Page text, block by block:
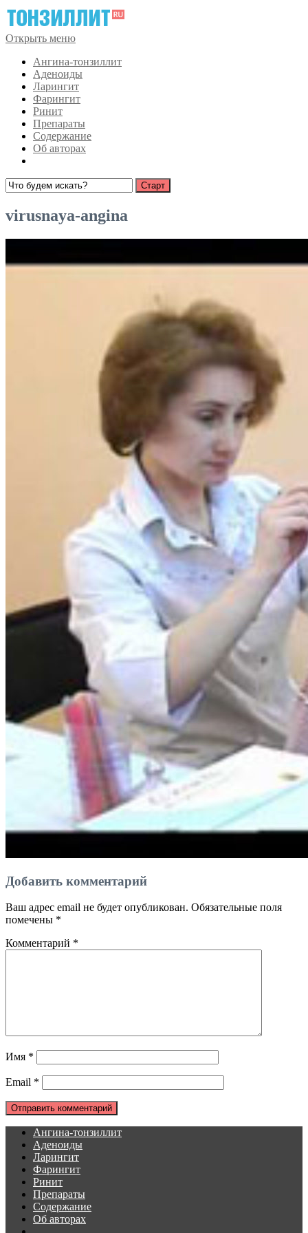
Открыть меню
Ангина-тонзиллит
Аденоиды
Ларингит
Фарингит
Ринит
Препараты
Содержание
Об авторах
virusnaya-angina
Добавить комментарий
Ваш адрес email не будет опубликован. Обязательные поля
помечены *
Комментарий *
Имя *
Email *
Ангина-тонзиллит
Аденоиды
Ларингит
Фарингит
Ринит
Препараты
Содержание
Об авторах